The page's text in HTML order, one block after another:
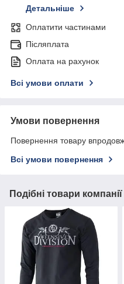
Детальніше
Оплатити частинами
Післяплата
Оплата на рахунок
Всі умови оплати
Умови повернення
Повернення товару
Всі умови повернення
Подібні товари компанії